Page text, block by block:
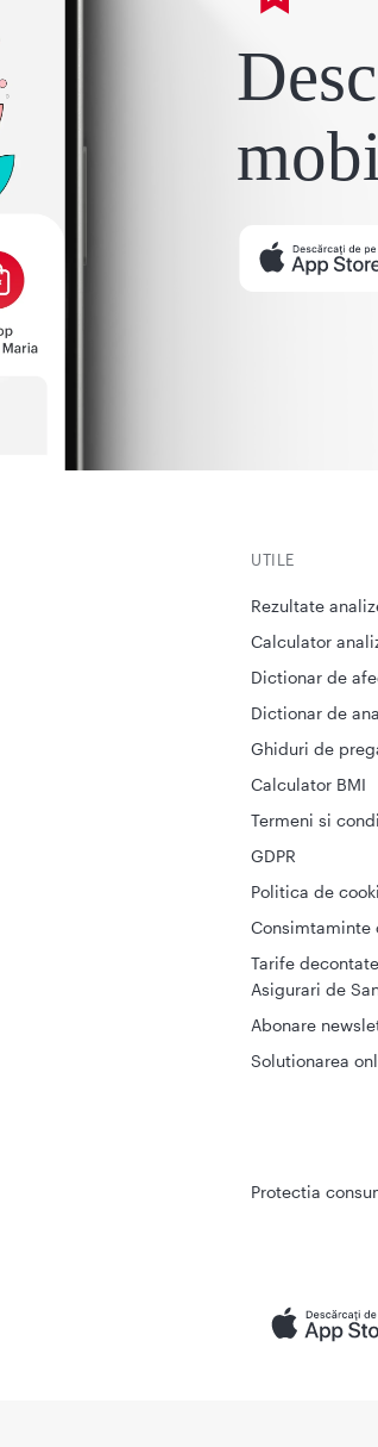
UTILE
Rezultate
Calculator
Dictionar de
Dictionar de
Ghiduri de
Calculator BMI
Termeni si
GDPR
Politica de
Consimtaminte
Tarife
Asigurari de
Abonare
Solutionarea
Protectia